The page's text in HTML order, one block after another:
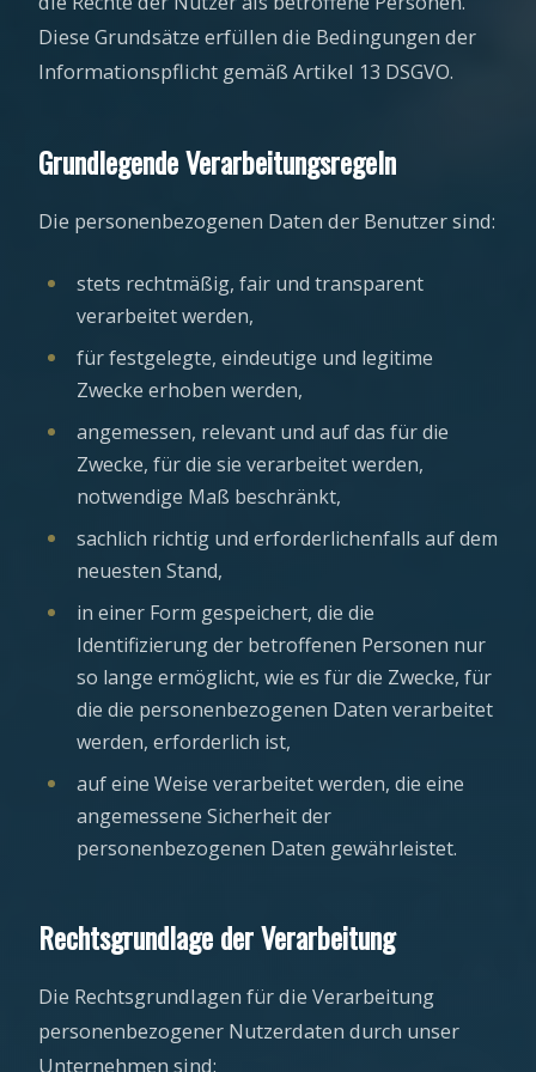
Diese Grundsätze erfüllen die Bedingungen der
Informationspflicht gemäß Artikel 13 DSGVO.
Grundlegende Verarbeitungsregeln
Die personenbezogenen Daten der Benutzer sind:
stets rechtmäßig, fair und transparent
verarbeitet werden,
für festgelegte, eindeutige und legitime
Zwecke erhoben werden,
angemessen, relevant und auf das für die
Zwecke, für die sie verarbeitet werden,
notwendige Maß beschränkt,
sachlich richtig und erforderlichenfalls auf dem
neuesten Stand,
in einer Form gespeichert, die die
Identifizierung der betroffenen Personen nur
so lange ermöglicht, wie es für die Zwecke, für
die die personenbezogenen Daten verarbeitet
werden, erforderlich ist,
auf eine Weise verarbeitet werden, die eine
angemessene Sicherheit der
personenbezogenen Daten gewährleistet.
Rechtsgrundlage der Verarbeitung
Die Rechtsgrundlagen für die Verarbeitung
personenbezogener Nutzerdaten durch unser
Unternehmen sind: